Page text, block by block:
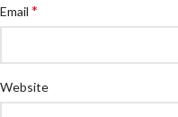
Email *
Website